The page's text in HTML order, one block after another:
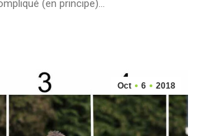
(en principe)…
Oct 6 2018